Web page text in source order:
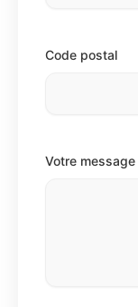
Code postal
Votre message